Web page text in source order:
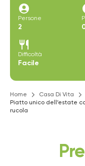
account_circle
Persone
2
restaurant
Difficoltà
Facile
Home Casa Di Vita
Piatto unico dell’estate
rucola